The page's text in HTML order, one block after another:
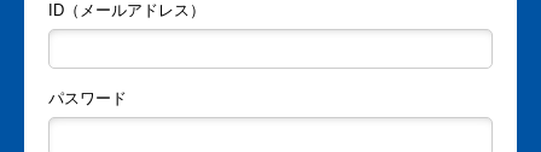
ID（メールアドレス）
パスワード